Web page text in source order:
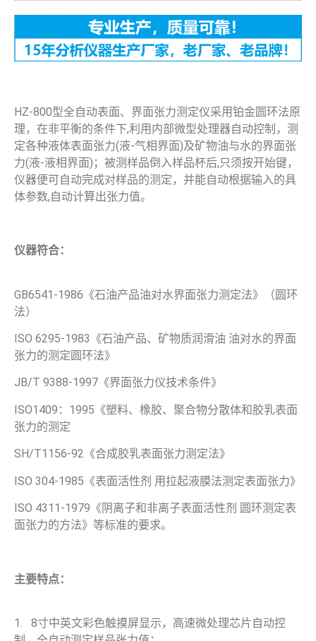
HZ-800型全自动表面、界面张力测定仪采用铂金圆环法原
理，在非平衡的条件下,利用内部微型处理器自动控制，测
定各种液体表面张力(液-气相界面)及矿物油与水的界面张
力(液-液相界面)；被测样品倒入样品杯后,只须按开始键，
仪器便可自动完成对样品的测定，并能自动根据输入的具
体参数,自动计算出张力值。
仪器符合：
GB6541-1986《石油产品油对水界面张力测定法》（圆环
法）
ISO 6295-1983《石油产品、矿物质润滑油 油对水的界面
张力的测定圆环法》
JB/T 9388-1997《界面张力仪技术条件》
ISO1409：1995《塑料、橡胶、聚合物分散体和胶乳表面
张力的测定
SH/T1156-92《合成胶乳表面张力测定法》
ISO 304-1985《表面活性剂 用拉起液膜法测定表面张力》
ISO 4311-1979《阴离子和非离子表面活性剂 圆环测定表
面张力的方法》等标准的要求。
主要特点：
1. 8寸中英文彩色触摸屏显示，高速微处理芯片自动控